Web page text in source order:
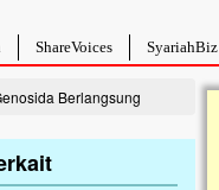
ShareVoices SyariahBiz
Berlangsung